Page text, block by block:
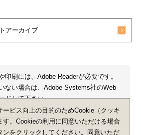
ービス向上の目的のためCookie（クッキ
す。Cookieの利用に同意いただける場合
ンをクリックしてください。同意いただ
アーカイブ
印刷には、Adobe Readerが必要です。
ない場合は、Adobe Systems社のWeb
ドして下さい。
ダウンロード